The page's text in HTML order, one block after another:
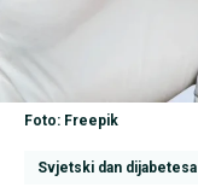
Foto: Freepik
Svjetski dan dijabetesa